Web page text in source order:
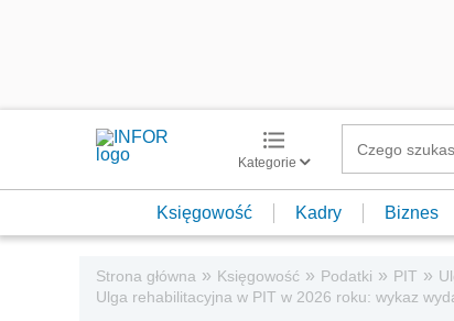
Kategorie
Księgowość Kadry Biznes
Strona główna » Księgowość » Podatki » PIT »
Ulga rehabilitacyjna w PIT w 2026 roku: wykaz